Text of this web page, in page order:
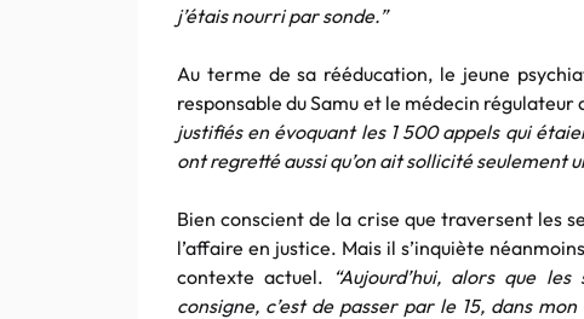
j’étais nourri par sonde.”
Au terme de sa rééducation, le jeune
responsable du Samu et le médecin régulateur
justifiés en évoquant les 1 500 appels qui
ont regretté aussi qu’on ait sollicité seulement
Bien conscient de la crise que traversent les
l’affaire en justice. Mais il s’inquiète
contexte actuel. “Aujourd’hui, alors que
consigne, c’est de passer par le 15, dans